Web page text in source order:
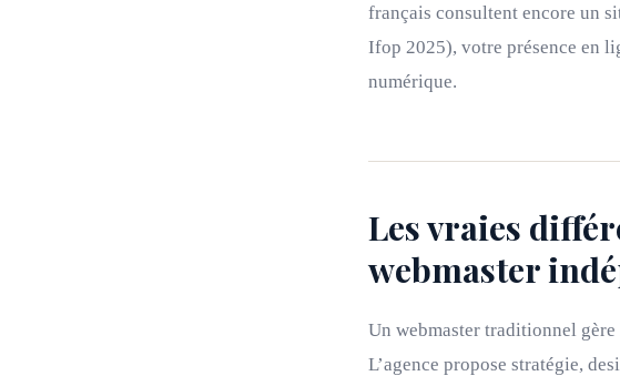
français consultent encore un
Ifop 2025), votre présence en
numérique.
Les vraies
webmaster
Un webmaster traditionnel
L’agence propose stratégie,